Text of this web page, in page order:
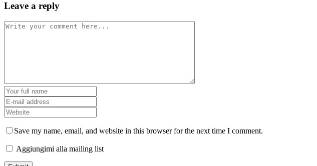
Leave a reply
Save my name, email, and website in this browser for the next time I comment.
Aggiungimi alla mailing list